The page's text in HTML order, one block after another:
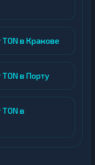
в Кракове
в Порту
в